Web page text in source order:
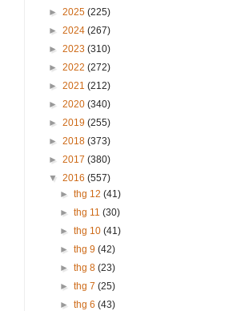
► 2025 (225)
► 2024 (267)
► 2023 (310)
► 2022 (272)
► 2021 (212)
► 2020 (340)
► 2019 (255)
► 2018 (373)
► 2017 (380)
▼ 2016 (557)
►thg 12(41)
►thg 11(30)
►thg 10(41)
►thg 9(42)
►thg 8(23)
►thg 7(25)
►thg 6(43)